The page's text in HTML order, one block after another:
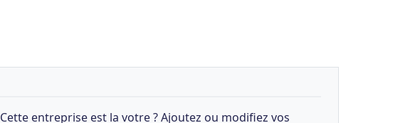
Cette entreprise est la votre ? Ajoutez ou modifiez vos